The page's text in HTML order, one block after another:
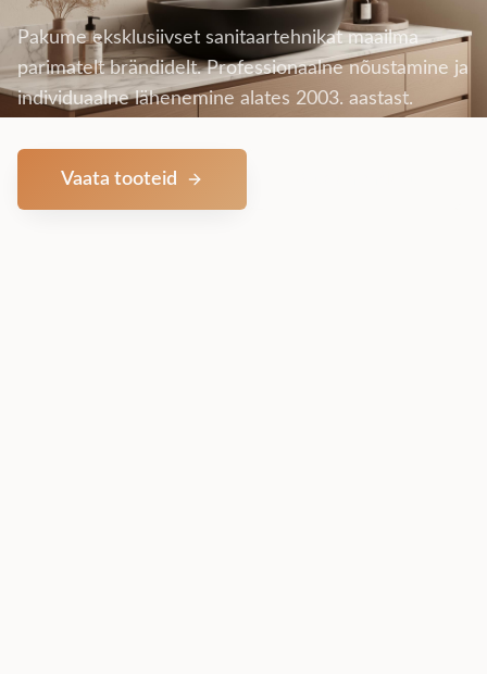
Pakume eksklusiivset sanitaartehnikat maailma
parimatelt brändidelt. Professionaalne nõustamine ja
individuaalne lähenemine alates 2003. aastast.
Vaata tooteid